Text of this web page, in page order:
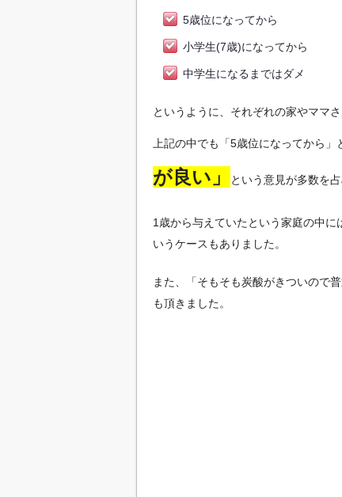
5歳位になってから
小学生(7歳)になってから
中学生になるまではダメ
というように、それぞれの家やママ
上記の中でも「5歳位になってから」
が良い」
という意見が多数を占
1歳から与えていたという家庭の中
いうケースもありました。
また、「そもそも炭酸がきついので
も頂きました。